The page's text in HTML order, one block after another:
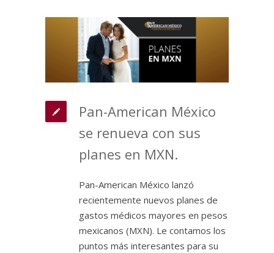
Pan-American México
se renueva con sus
planes en MXN.
Pan-American México lanzó
recientemente nuevos planes de
gastos médicos mayores en pesos
mexicanos (MXN). Le contamos los
puntos más interesantes para su